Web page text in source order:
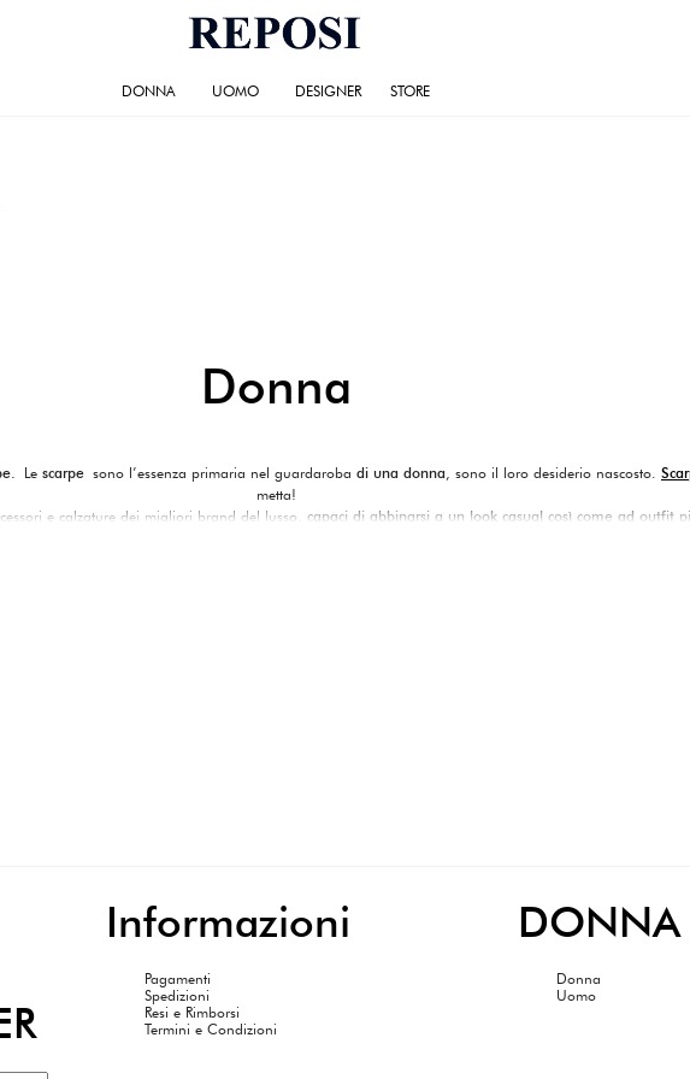
DONNA UOMO DESIGNER STORE
Donna
Le scarpe sono l’essenza primaria nel guardaroba di una donna , sono il loro desiderio nascosto.
metta!
e calzature dei migliori brand del lusso, capaci di abbinarsi a un look casual così come ad outfit
Informazioni
Pagamenti
Spedizioni
Resi e Rimborsi
Termini e Condizioni
DONNA
Donna
Uomo